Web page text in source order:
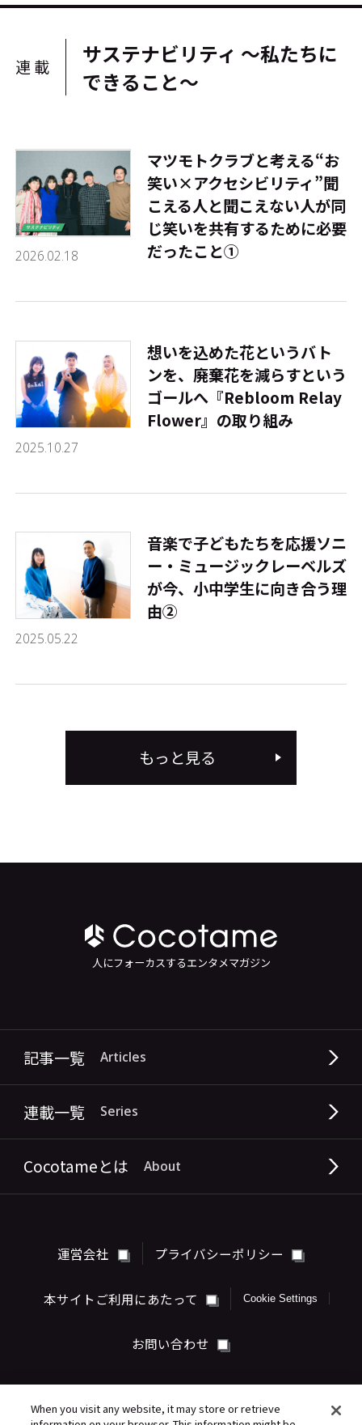
連載
サステナビリティ ～私たちに
できること～
2026.02.18
マツモトクラブと考える“お
笑い×アクセシビリティ”――聞
こえる人と聞こえない人が同
じ笑いを共有するために必要
だったこと①
2025.10.27
想いを込めた花というバト
ンを、廃棄花を減らすという
ゴールへ――『Rebloom Relay
Flower』の取り組み
2025.05.22
音楽で子どもたちを応援――ソニ
ー・ミュージックレーベルズ
が今、小中学生に向き合う理
由②
もっと見る
人にフォーカスするエンタメマガジン
記事一覧 Articles
連載一覧 Series
Cocotameとは About
運営会社 プライバシーポリシー
本サイトご利用にあたって Cookie Settings
お問い合わせ
When you visit any website, it may store or retrieve